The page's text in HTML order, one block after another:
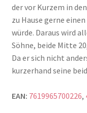
der vor Kurzem in
zu Hause gerne
würde. Daraus wird
Söhne, beide Mitte
Da er sich nicht
kurzerhand seine
EAN: 7619965700226,